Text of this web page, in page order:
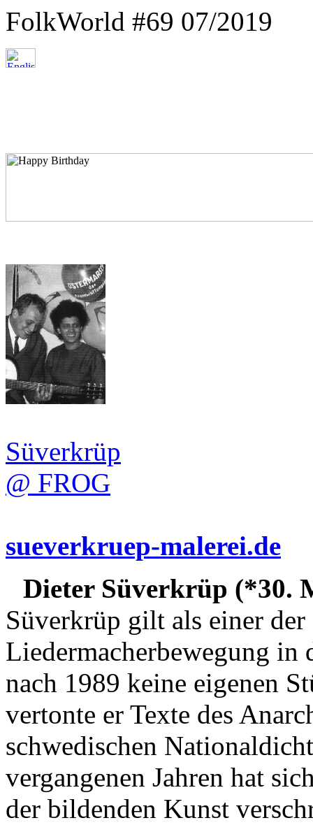
FolkWorld #69 07/2019
Süverkrüp
@ FROG
sueverkruep-malerei.de
Dieter Süverkrüp (*30.
Süverkrüp gilt als einer
Liedermacherbewegung in
nach 1989 keine eigenen
vertonte er Texte des
schwedischen
vergangenen Jahren hat
der bildenden Kunst